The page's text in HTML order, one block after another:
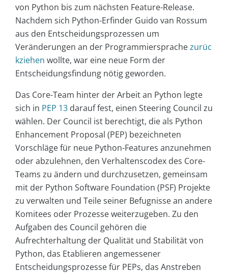
von Python bis zum nächsten Feature-Release.
Nachdem sich Python-Erfinder Guido van Rossum
aus den Entscheidungsprozessen um
Veränderungen an der Programmiersprachezurüc
kziehen wollte, war eine neue Form der
Entscheidungsfindung nötig geworden.
Das Core-Team hinter der Arbeit an Python legte
sich in PEP 13 darauf fest, einen Steering Council zu
wählen. Der Council ist berechtigt, die als Python
Enhancement Proposal (PEP) bezeichneten
Vorschläge für neue Python-Features anzunehmen
oder abzulehnen, den Verhaltenscodex des Core-
Teams zu ändern und durchzusetzen, gemeinsam
mit der Python Software Foundation (PSF) Projekte
zu verwalten und Teile seiner Befugnisse an andere
Komitees oder Prozesse weiterzugeben. Zu den
Aufgaben des Council gehören die
Aufrechterhaltung der Qualität und Stabilität von
Python, das Etablieren angemessener
Entscheidungsprozesse für PEPs, das Anstreben